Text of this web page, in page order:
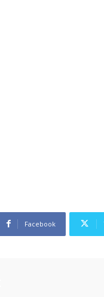
Facebook